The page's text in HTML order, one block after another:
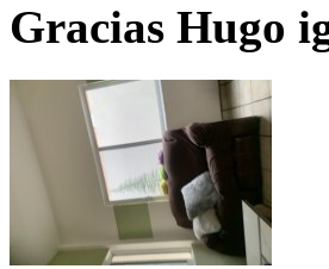
Gracias Hugo